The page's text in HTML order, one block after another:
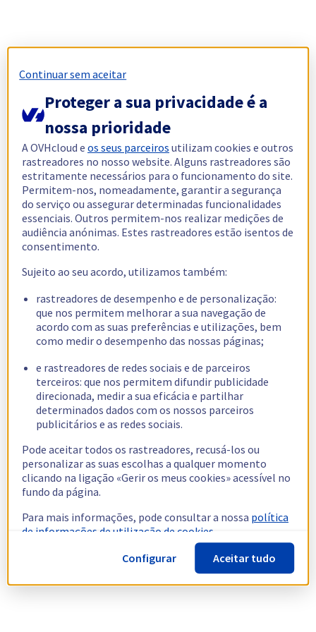
Continuar sem aceitar
Proteger a sua privacidade é a
nossa prioridade
A OVHcloud eos seus parceiros utilizam cookies e outros
rastreadores no nosso website. Alguns rastreadores são
estritamente necessários para o funcionamento do site.
Permitem-nos, nomeadamente, garantir a segurança
do serviço ou assegurar determinadas funcionalidades
essenciais. Outros permitem-nos realizar medições de
audiência anónimas. Estes rastreadores estão isentos de
consentimento.
Sujeito ao seu acordo, utilizamos também:
rastreadores de desempenho e de personalização:
que nos permitem melhorar a sua navegação de
acordo com as suas preferências e utilizações, bem
como medir o desempenho das nossas páginas;
e rastreadores de redes sociais e de parceiros
terceiros: que nos permitem difundir publicidade
direcionada, medir a sua eficácia e partilhar
determinados dados com os nossos parceiros
publicitários e as redes sociais.
Pode aceitar todos os rastreadores, recusá-los ou
personalizar as suas escolhas a qualquer momento
clicando na ligação «Gerir os meus cookies» acessível no
fundo da página.
Para mais informações, pode consultar a nossa política
de informações de utilização de cookies.
Configurar
Aceitar tudo